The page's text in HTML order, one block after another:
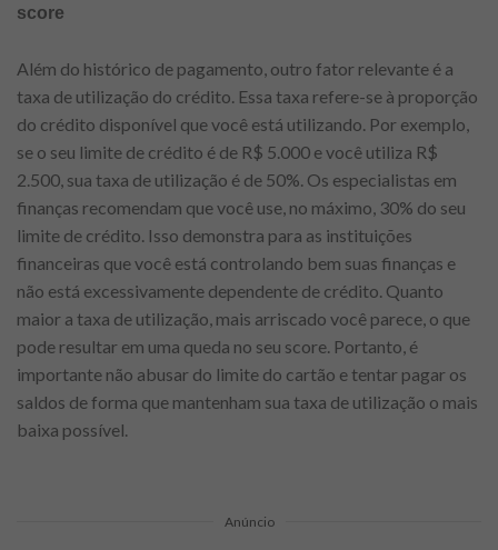
score
Além do histórico de pagamento, outro fator relevante é a
taxa de utilização do crédito. Essa taxa refere-se à proporção
do crédito disponível que você está utilizando. Por exemplo,
se o seu limite de crédito é de R$ 5.000 e você utiliza R$
2.500, sua taxa de utilização é de 50%. Os especialistas em
finanças recomendam que você use, no máximo, 30% do seu
limite de crédito. Isso demonstra para as instituições
financeiras que você está controlando bem suas finanças e
não está excessivamente dependente de crédito. Quanto
maior a taxa de utilização, mais arriscado você parece, o que
pode resultar em uma queda no seu score. Portanto, é
importante não abusar do limite do cartão e tentar pagar os
saldos de forma que mantenham sua taxa de utilização o mais
baixa possível.
Anúncio